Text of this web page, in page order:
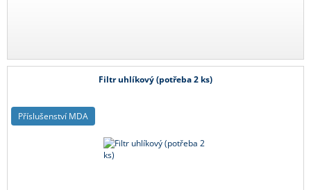
Filtr uhlíkový (potřeba 2 ks)
Příslušenství MDA